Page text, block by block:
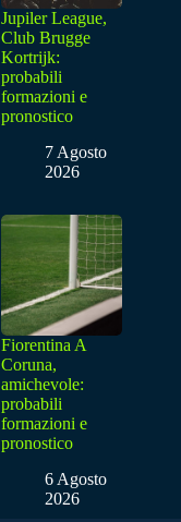
Jupiler League,
Club Brugge
Kortrijk:
probabili
formazioni e
pronostico
7 Agosto
2026
Fiorentina A
Coruna,
amichevole:
probabili
formazioni e
pronostico
6 Agosto
2026